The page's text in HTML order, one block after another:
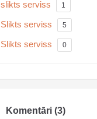
slikts serviss 1
Slikts serviss 5
Slikts serviss 0
Komentāri (3)